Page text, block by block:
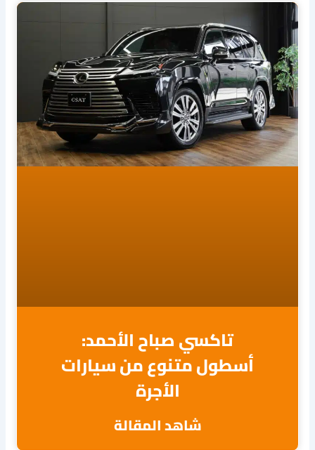
تاكسي صباح الأحمد:
أسطول متنوع من سيارات
الأجرة
شاهد المقالة